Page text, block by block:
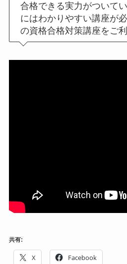
合格できる実力がついて
にはわかりやすい講座が
の資格合格対策講座をご
共有:
X Facebook